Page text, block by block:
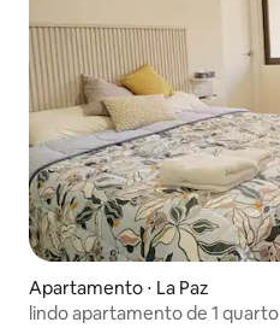
Apartamento ⋅ La Paz
lindo apartamento de 1 quarto